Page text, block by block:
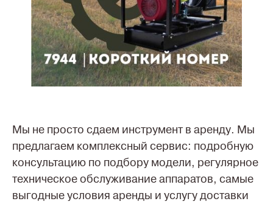
Мы не просто сдаем инструмент в аренду. Мы
предлагаем комплексный сервис: подробную
консультацию по подбору модели, регулярное
техническое обслуживание аппаратов, самые
выгодные условия аренды и услугу доставки